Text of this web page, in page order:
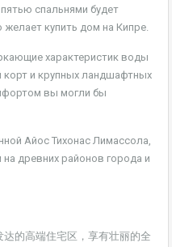
спальнями будет
желает купить дом на Кипре.
характеристик воды
корт и крупных ландшафтных
вы могли бы
Айос Тихонас Лимассола,
древних районов города и
的高端住宅区，享有壮丽的全